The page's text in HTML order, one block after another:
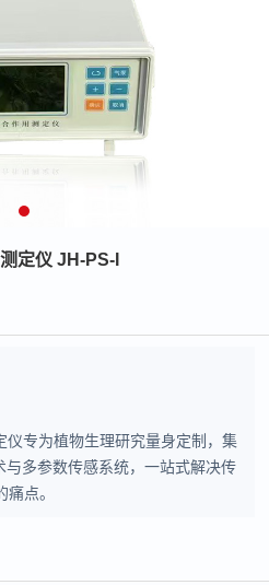
定仪 JH-PS-I
仪专为植物生理研究量身定制，集
与多参数传感系统，一站式解决传
点。